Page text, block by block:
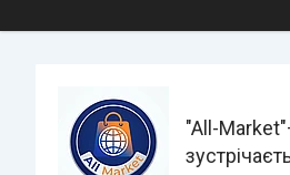
"All-